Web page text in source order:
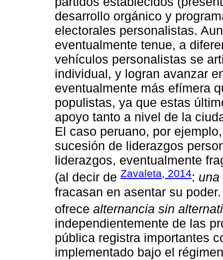
desarrollo orgánico y
electorales personalistas.
eventualmente tenue, a
vehículos personalistas se
individual, y logran avanzar
eventualmente más efímera
populistas, ya que estas
apoyo tanto a nivel de la
El caso peruano, por
sucesión de liderazgos
liderazgos, eventualmente
(al decir de Zavaleta, 2014: una
fracasan en asentar su
ofrece alternancia sin
independientemente de las
pública registra importantes
implementado bajo el